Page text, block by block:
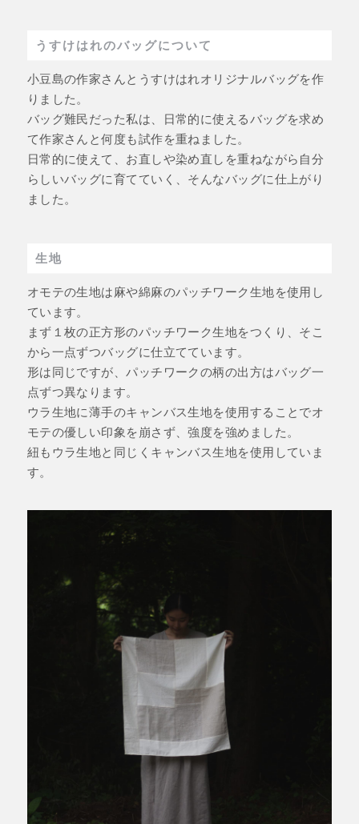
うすけはれのバッグについて
小豆島の作家さんとうすけはれオリジナルバッグを作
りました。
バッグ難民だった私は、日常的に使えるバッグを求め
て作家さんと何度も試作を重ねました。
日常的に使えて、お直しや染め直しを重ねながら自分
らしいバッグに育てていく、そんなバッグに仕上がり
ました。
生地
オモテの生地は麻や綿麻のパッチワーク生地を使用し
ています。
まず１枚の正方形のパッチワーク生地をつくり、そこ
から一点ずつバッグに仕立てています。
形は同じですが、パッチワークの柄の出方はバッグ一
点ずつ異なります。
ウラ生地に薄手のキャンバス生地を使用することでオ
モテの優しい印象を崩さず、強度を強めました。
紐もウラ生地と同じくキャンバス生地を使用していま
す。